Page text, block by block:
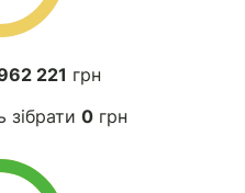
221 грн
0грн